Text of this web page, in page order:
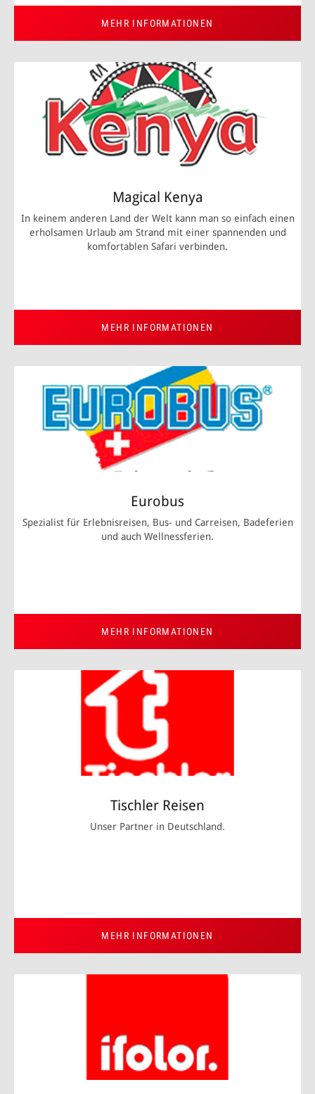
MEHR INFORMATIONEN
Magical Kenya
In keinem anderen Land der Welt kann man so einfach einen
erholsamen Urlaub am Strand mit einer spannenden und
komfortablen Safari verbinden.
MEHR INFORMATIONEN
Eurobus
Spezialist für Erlebnisreisen, Bus- und Carreisen, Badeferien
und auch Wellnessferien.
MEHR INFORMATIONEN
Tischler Reisen
Unser Partner in Deutschland.
MEHR INFORMATIONEN